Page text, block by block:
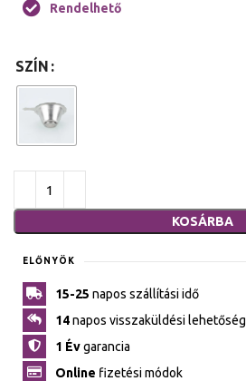
Rendelhető
SZÍN
KOSÁRBA
ELŐNYÖK
15-25 napos szállítási idő
14napos visszaküldési lehetőség
1 Évgarancia
Online fizetési módok